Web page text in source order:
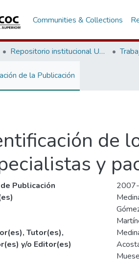
Communities & Collections
Repositorio institucional Unicoc, RI-unicoc
de la Publicación
de
y
Publicación
Tutor(es),
y/o Editor(es)